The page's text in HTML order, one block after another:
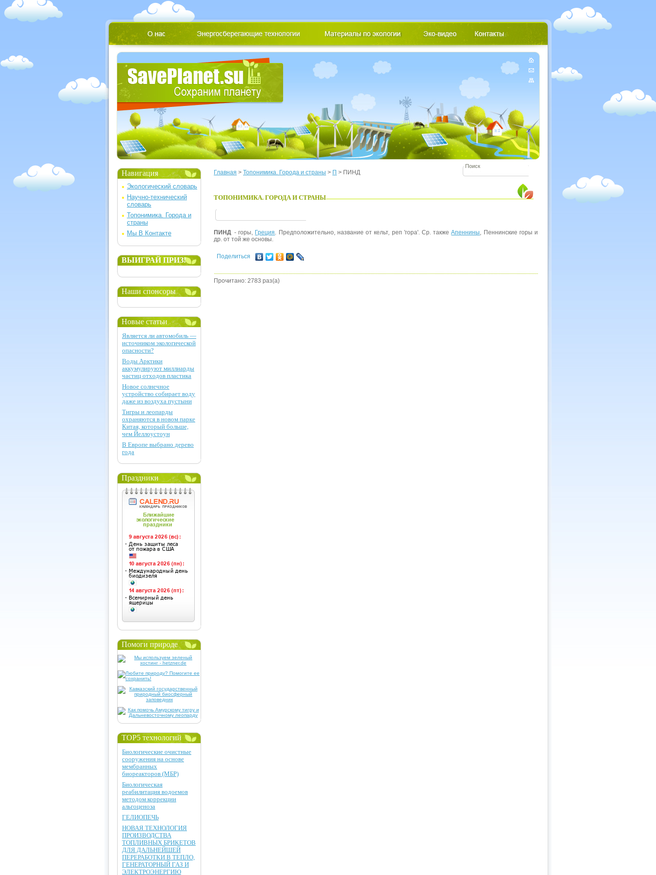
Главная > Топонимика. Города и страны > П > ПИНД
ТОПОНИМИКА. ГОРОДА И СТРАНЫ
ПИНД - горы, Греция. Предположительно, название от кельт, реп 'гора'. Ср. такжеАпеннины, Пеннинские горы и
др. от той же основы.
Поделиться
Прочитано: 2783 раз(а)
Навигация
Экологический словарь
Научно-технический
словарь
Топонимика. Города и
страны
Мы В Контакте
ВЫИГРАЙ ПРИЗ!
Наши спонсоры
Новые статьи
Является ли автомобиль —
источником экологической
опасности?
Воды Арктики
аккумулируют миллиарды
частиц отходов пластика
Новое солнечное
устройство собирает воду
даже из воздуха пустыни
Тигры и леопарды
охраняются в новом парке
Китая, который больше,
чем Йеллоустоун
В Европе выбрано дерево
года
Праздники
Помоги природе
TOP5 технологий
Биологические очистные
сооружения на основе
мембранных
биореакторов (МБР)
Биологическая
реабилитация водоемов
методом коррекции
альгоценоза
ГЕЛИОПЕЧЬ
НОВАЯ ТЕХНОЛОГИЯ
ПРОИЗВОДСТВА
ТОПЛИВНЫХ БРИКЕТОВ
ДЛЯ ДАЛЬНЕЙШЕЙ
ПЕРЕРАБОТКИ В ТЕПЛО,
ГЕНЕРАТОРНЫЙ ГАЗ И
ЭЛЕКТРОЭНЕРГИЮ